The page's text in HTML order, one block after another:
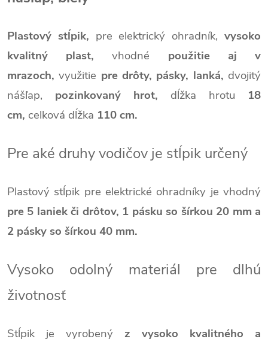
Plastový stĺpik, pre elektrický ohradník,vysoko
kvalitný plast,vhodné použitie aj v
mrazoch,využitie pre drôty, pásky, lanká, dvojitý
nášľap, pozinkovaný hrot, dĺžka hrotu 18
cm, celková dĺžka 110 cm.
Pre aké druhy vodičov je stĺpik určený
Plastový stĺpik pre elektrické ohradníky je vhodný
pre 5 laniek či drôtov, 1 pásku so šírkou 20 mm a
2 pásky so šírkou 40 mm.
Vysoko odolný materiál pre dlhú
životnosť
Stĺpik je vyrobený z vysoko kvalitného a